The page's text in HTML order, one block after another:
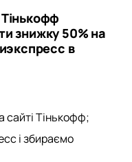
знижку 50% на
в
сайті Тінькофф;
і збираємо